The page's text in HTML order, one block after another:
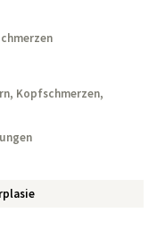
Kopfschmerzen,